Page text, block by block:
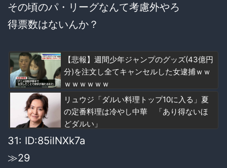
その頃のパ・リーグなんて考慮外やろ
得票数はないんか？
【悲報】週間少年ジャンプのグッズ(43億円
分)を注文し全てキャンセルした女逮捕ｗｗ
ｗｗｗｗｗｗ
リュウジ「ダルい料理トップ10に入る」夏
の定番料理は冷やし中華 「あり得ないほ
どダルい」
31: ID:85ilNXk7a
≫29